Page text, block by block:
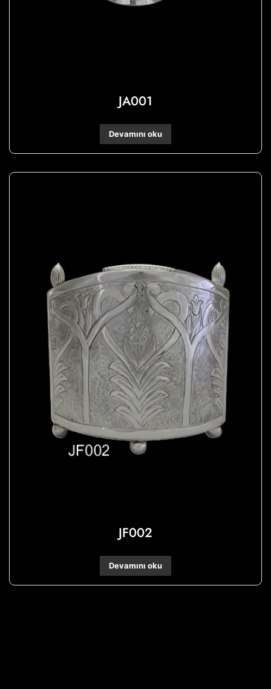
JA001
Devamını oku
JF002
Devamını oku